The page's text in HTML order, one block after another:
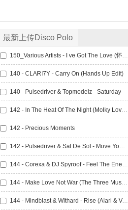
最新上传Disco Polo
150_Various Artists - I ve Got The Love (怀集Dj珈珈 Disco Mix)
140 - CLARI7Y - Carry On (Hands Up Edit)
140 - Pulsedriver & Topmodelz - Saturday
142 - In The Heat Of The Night (Molky Loves America Extended Remix)
142 - Precious Moments
142 - Pulsedriver & Sal De Sol - Move Your Love Mix
144 - Corexa & DJ Spyroof - Feel The Energy (Original Mix)
144 - Make Love Not War (The Three Musketeers Extended Remix)
144 - Mindblast & Withard - Rise (Alari & Vane Remix)